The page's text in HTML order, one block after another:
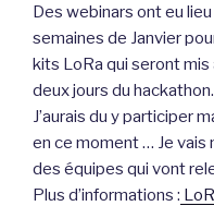
Des webinars ont eu
semaines de Janvier
kits LoRa qui seront
deux jours du hackathon.
J’aurais du y participer
en ce moment … Je vais
des équipes qui vont
Plus d’informations :